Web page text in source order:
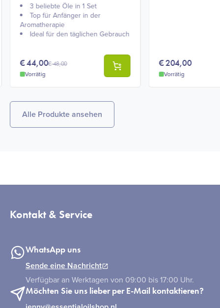
3 beliebte Öle in 1 Set
Top für Anfänger in der
Aromatherapie
Ideal für den täglichen Gebrauch
€44,00€48,00
Vorrätig
€204,00
Vorrätig
Alle Produkte ansehen
Kontakt & Service
WhatsApp uns
Sende eine Nachricht
Verfügbar an Werktagen von 09:00 bis 17:00 Uhr.
Möchten Sie uns lieber per E-Mail kontaktieren?